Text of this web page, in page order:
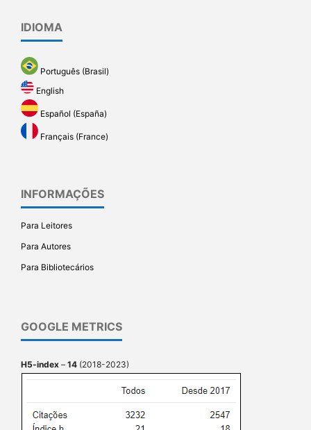
IDIOMA
Português (Brasil)
English
Español (España)
Français (France)
INFORMAÇÕES
Para Leitores
Para Autores
Para Bibliotecários
GOOGLE METRICS
H5-index – 14 (2018-2023)